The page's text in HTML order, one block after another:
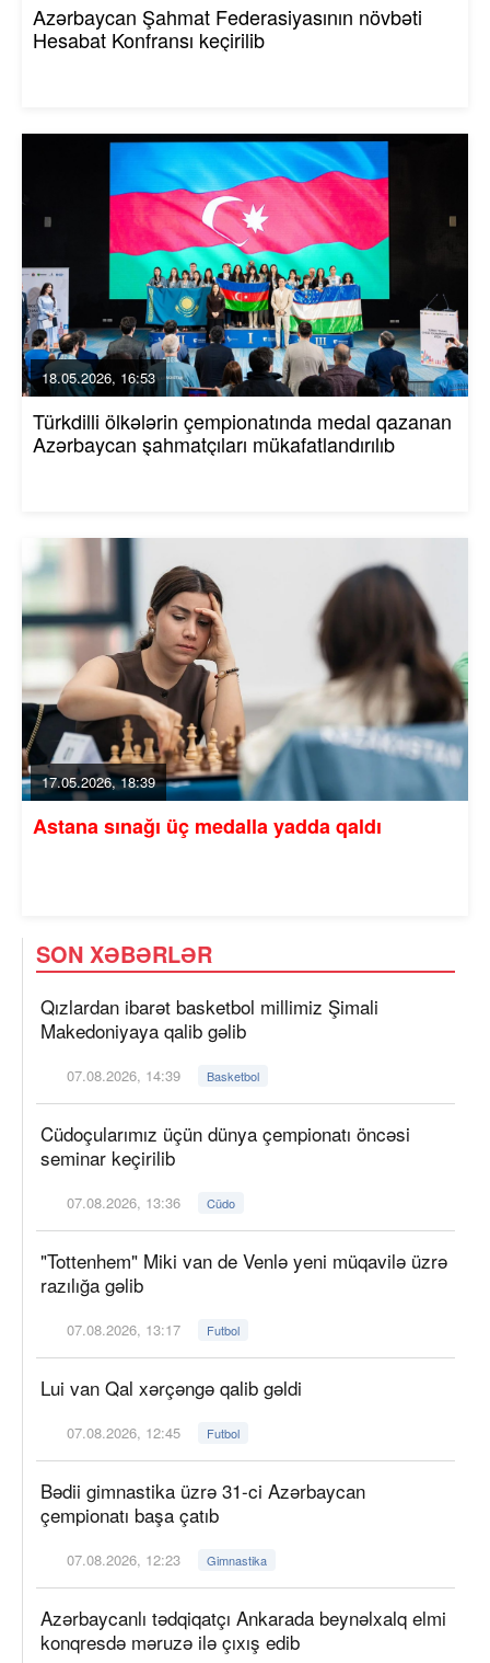
Azərbaycan Şahmat Federasiyasının növbəti
Hesabat Konfransı keçirilib
18.05.2026, 16:53
Türkdilli ölkələrin çempionatında medal qazanan
Azərbaycan şahmatçıları mükafatlandırılıb
17.05.2026, 18:39
Astana sınağı üç medalla yadda qaldı
SON XƏBƏRLƏR
Qızlardan ibarət basketbol millimiz Şimali
Makedoniyaya qalib gəlib
07.08.2026, 14:39 Basketbol
Cüdoçularımız üçün dünya çempionatı öncəsi
seminar keçirilib
07.08.2026, 13:36 Cüdo
"Tottenhem" Miki van de Venlə yeni müqavilə üzrə
razılığa gəlib
07.08.2026, 13:17 Futbol
Lui van Qal xərçəngə qalib gəldi
07.08.2026, 12:45 Futbol
Bədii gimnastika üzrə 31-ci Azərbaycan
çempionatı başa çatıb
07.08.2026, 12:23 Gimnastika
Azərbaycanlı tədqiqatçı Ankarada beynəlxalq elmi
konqresdə məruzə ilə çıxış edib